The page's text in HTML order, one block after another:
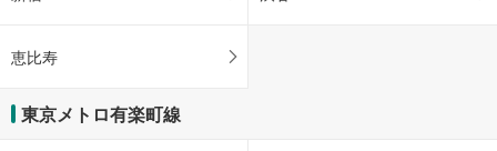
恵比寿
東京メトロ有楽町線